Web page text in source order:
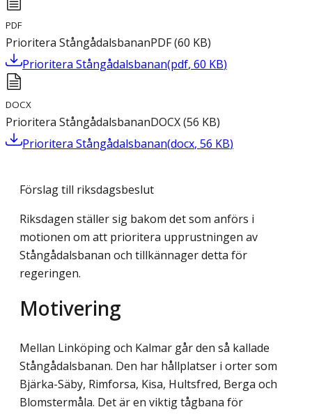
PDF
Prioritera StångådalsbananPDF(60 KB)
Prioritera Stångådalsbanan(pdf, 60 KB)
DOCX
Prioritera StångådalsbananDOCX(56 KB)
Prioritera Stångådalsbanan(docx, 56 KB)
Förslag till riksdagsbeslut
Riksdagen ställer sig bakom det som anförs i
motionen om att prioritera upprustningen av
Stångådalsbanan och tillkännager detta för
regeringen.
Motivering
Mellan Linköping och Kalmar går den så kallade
Stångådalsbanan. Den har hållplatser i orter som
Bjärka-Säby, Rimforsa, Kisa, Hultsfred, Berga och
Blomstermåla. Det är en viktig tågbana för